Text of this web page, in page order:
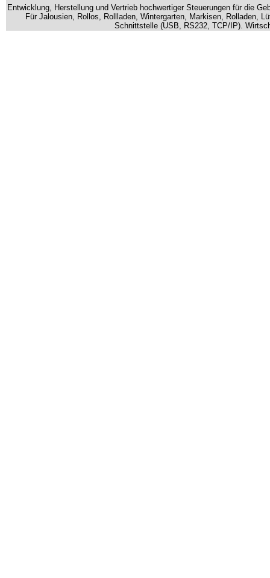
Entwicklung, Herstellung und Vertrieb hochwertiger Steuerungen für die
Für Jalousien, Rollos, Rollladen, Wintergarten, Markisen, Rolladen,
Schnittstelle (USB, RS232, TCP/IP).